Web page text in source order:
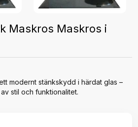
Maskros Maskros i
modernt stänkskydd i härdat glas –
stil och funktionalitet.